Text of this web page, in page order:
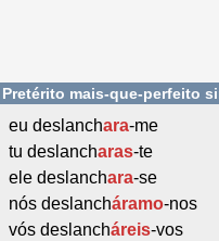
Pretérito mais-que-perfeito
eu deslanchara-me
tu deslancharas-te
ele deslanchara-se
nós deslancháramo-nos
vós deslancháreis-vos